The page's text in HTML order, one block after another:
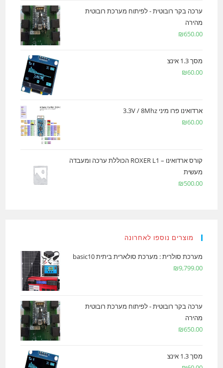
ערכה בקר רובוטית - לפיתוח מערכת רובוטית
מהירה
₪650.00
מסך 1.3 אינצ
₪60.00
ארדואינו פרו מיני 3.3V / 8Mhz
₪60.00
קורס ארדואינו – ROXER L1 הכוללת ערכה ומעבדה
מעשית
₪500.00
מוצרים נוספו לאחרונה
מערכת סולרית : מערכת סולארית ביתית basic10
₪9,799.00
ערכה בקר רובוטית - לפיתוח מערכת רובוטית
מהירה
₪650.00
מסך 1.3 אינצ